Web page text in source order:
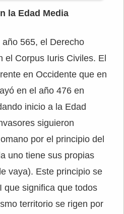
la Edad Media
565, el Derecho
el Corpus Iuris Civiles. El
en Occidente que en
en el año 476 en
inicio a la Edad
siguieron
por el principio del
uno tiene sus propias
vaya). Este principio se
que significa que todos
territorio se rigen por